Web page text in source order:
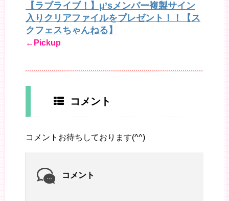
【ラブライブ！】μ’sメンバー複製サイン
入りクリアファイルをプレゼント！！【ス
クフェスちゃんねる】
←Pickup
コメント
コメントお待ちしております(^^)
コメント